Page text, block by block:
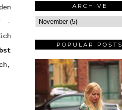
-
ARCHIVE
POPULAR POSTS